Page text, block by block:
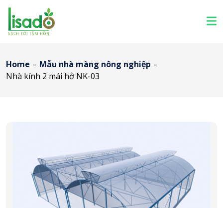
Home – Mẫu nhà màng nông nghiệp –
Nhà kính 2 mái hở NK-03